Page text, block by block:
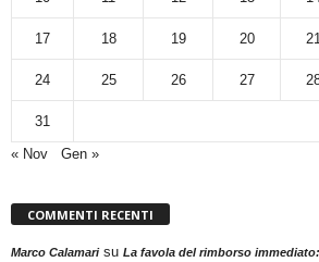
17 18 19 20
24 25 26 27
31
« Nov
Gen »
COMMENTI RECENTI
Marco Calamarisu La favola del rimborso